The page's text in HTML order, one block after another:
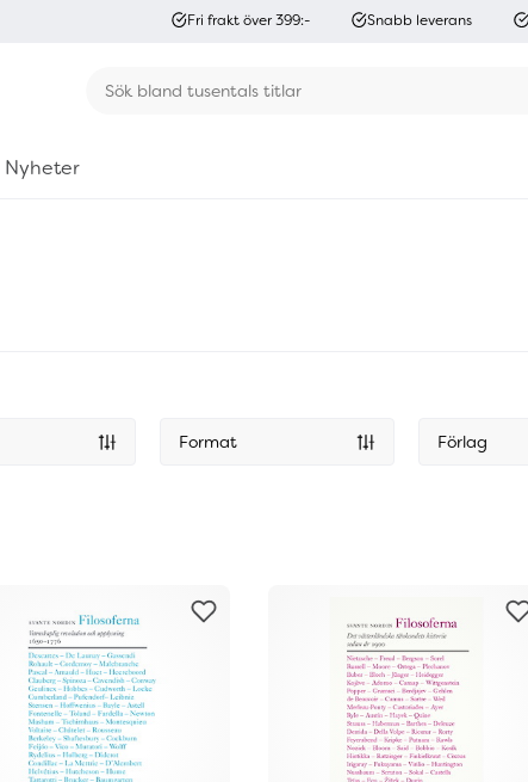
Fri frakt över 399:- Snabb leverans
Nyheter
Format Förlag